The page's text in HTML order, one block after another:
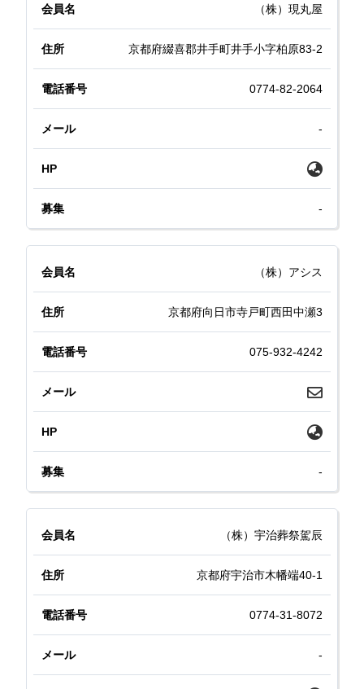
（株）現丸屋
京都府綴喜郡井手町井手小字柏原83-2
0774-82-2064
-
-
（株）アシス
京都府向日市寺戸町西田中瀬3
075-932-4242
-
（株）宇治葬祭駕辰
京都府宇治市木幡端40-1
0774-31-8072
-